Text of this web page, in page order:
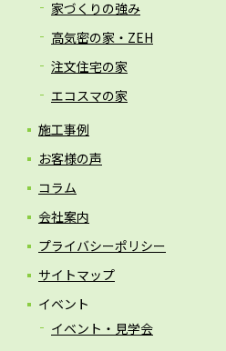
家づくりの強み
高気密の家・ZEH
注文住宅の家
エコスマの家
施工事例
お客様の声
コラム
会社案内
プライバシーポリシー
サイトマップ
イベント
イベント・見学会